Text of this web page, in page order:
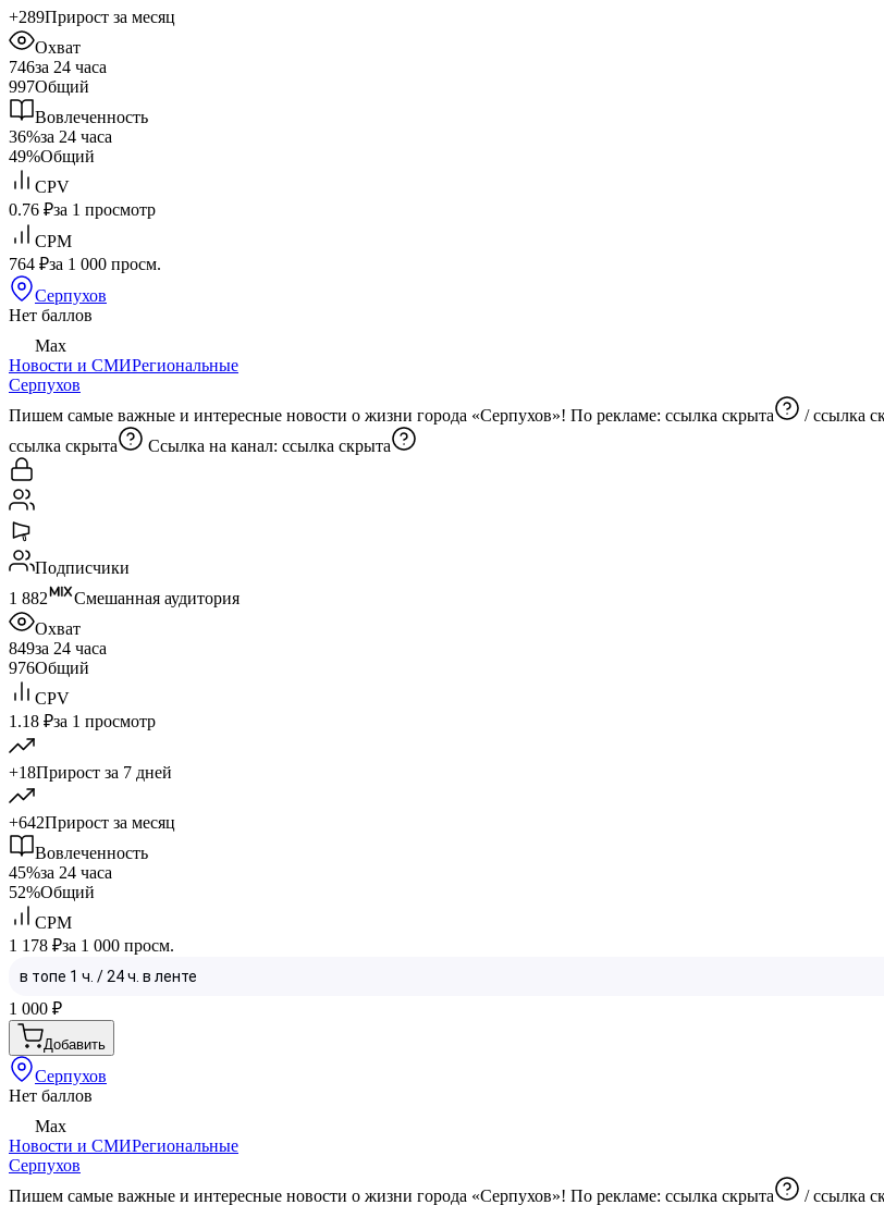
+289Прирост за месяц
Охват
746за 24 часа
997Общий
Вовлеченность
36%за 24 часа
49%Общий
CPV
0.76 ₽за 1 просмотр
CPM
764 ₽за 1 000 просм.
Серпухов
Нет баллов
Max
Новости и СМИРегиональные
Серпухов
Пишем самые важные и интересные новости о жизни города «Серпухов»! По рекламе: ссылка скрыта /ссылка
ссылка скрыта
Ссылка на канал: ссылка скрыта
Подписчики
1 882
Смешанная аудитория
Охват
849за 24 часа
976Общий
CPV
1.18 ₽за 1 просмотр
+18Прирост за 7 дней
+642Прирост за месяц
Вовлеченность
45%за 24 часа
52%Общий
CPM
1 178 ₽за 1 000 просм.
1 000 ₽
Добавить
Серпухов
Нет баллов
Max
Новости и СМИРегиональные
Серпухов
Пишем самые важные и интересные новости о жизни города «Серпухов»! По рекламе: ссылка скрыта /ссылка